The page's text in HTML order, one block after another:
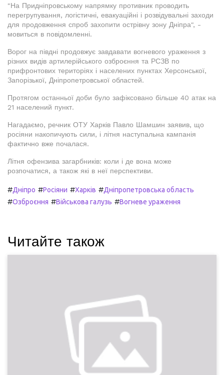
"На Придніпровському напрямку противник проводить
перегрупування, логістичні, евакуаційні і розвідувальні заходи
для продовження спроб захопити острівну зону Дніпра", -
мовиться в повідомленні.
Ворог на півдні продовжує завдавати вогневого ураження з
різних видів артилерійського озброєння та РСЗВ по
прифронтових територіях і населених пунктах Херсонської,
Запорізької, Дніпропетровської областей.
Протягом останньої доби було зафіксовано більше 40 атак на
21 населений пункт.
Нагадаємо, речник ОТУ Харків Павло Шамшин заявив, що
росіяни накопичують сили, і літня наступальна кампанія
фактично вже почалася.
Літня офензива загарбників: коли і де вона може
розпочатися, а також які в неї перспективи.
#Дніпро #Росіяни #Харків #Дніпропетровська область
#Озброєння #Військова галузь #Вогневе ураження
Читайте також